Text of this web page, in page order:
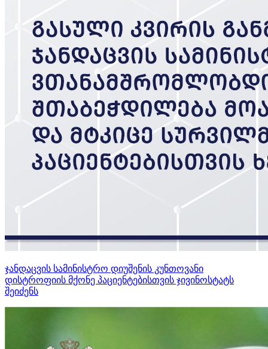
ჯანდაცვის სამინისტრო დიუშენის კუნთოვანი
დისტროფიის მქონე პაციენტებისთვის ჯივინოსტატს
შეიძენს